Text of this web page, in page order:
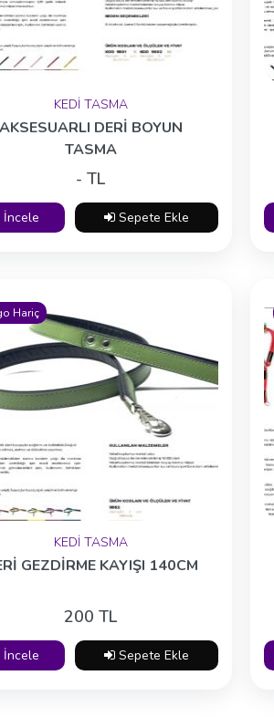
KEDİ TASMA
AKSESUARLI DERİ BOYUN
TASMA
- TL
İncele Sepete Ekle
Hariç
KEDİ TASMA
GEZDİRME KAYIŞI 140CM
200 TL
İncele Sepete Ekle